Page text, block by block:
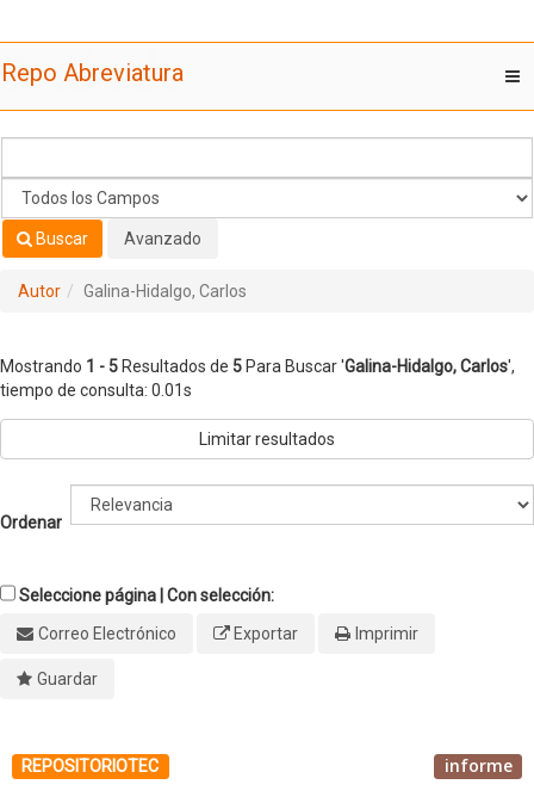
Repo Abreviatura
Buscar Avanzado
Autor Galina-Hidalgo, Carlos
Mostrando 1 - 5 Resultados de 5 Para Buscar 'Galina-Hidalgo, Carlos',
tiempo de consulta: 0.01s
Limitar resultados
Ordenar
Seleccione página | Con selección:
Correo Electrónico
Exportar Imprimir
Guardar
REPOSITORIOTEC informe